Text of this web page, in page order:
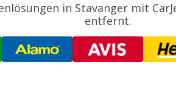
in Stavanger mit
entfernt.